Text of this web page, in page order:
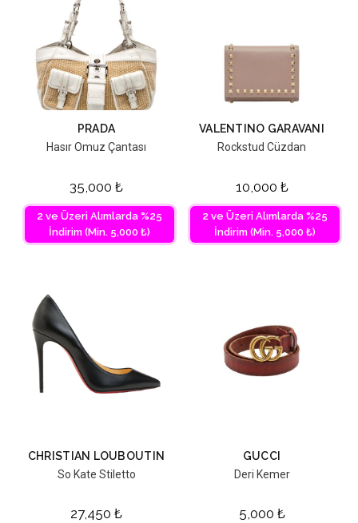
PRADA
Hasır Omuz Çantası
35,000 ₺
2 ve Üzeri Alımlarda %25
İndirim (Min. 5,000 ₺)
VALENTINO GARAVANI
Rockstud Cüzdan
10,000 ₺
2 ve Üzeri Alımlarda %25
İndirim (Min. 5,000 ₺)
CHRISTIAN LOUBOUTIN
So Kate Stiletto
27,450 ₺
GUCCI
Deri Kemer
5,000 ₺